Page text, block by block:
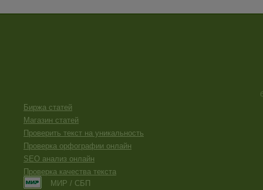
Биржа статей
Магазин статей
Проверить текст на уникальность
Проверка орфографии онлайн
SEO анализ онлайн
Проверка качества текста
МИР / СБП